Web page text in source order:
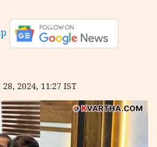
28, 2024, 11:27 IST